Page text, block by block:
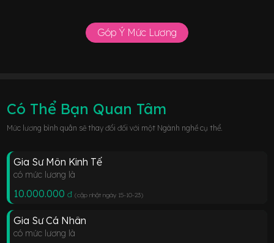
Góp Ý Mức Lương
Có Thể Bạn Quan Tâm
Mức lương bình quân sẽ thay đổi đối với một Ngành nghề cụ thể.
Gia Sư Môn Kinh Tế
có mức lương là
10.000.000 đ (cập nhật ngày 15-10-23)
Gia Sư Cá Nhân
có mức lương là